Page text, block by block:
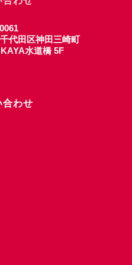
代田区神田三崎町
水道橋 5F
合わせ